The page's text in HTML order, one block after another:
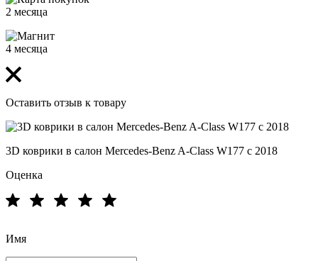
2 месяца
4 месяца
Оставить отзыв к товару
3D коврики в салон Mercedes-Benz A-Сlass W177 с 2018
Оценка
Имя